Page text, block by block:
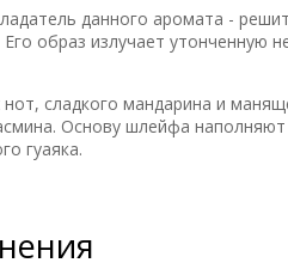
данного аромата -
образ излучает утонченную
сладкого мандарина и
Основу шлейфа
гуаяка.